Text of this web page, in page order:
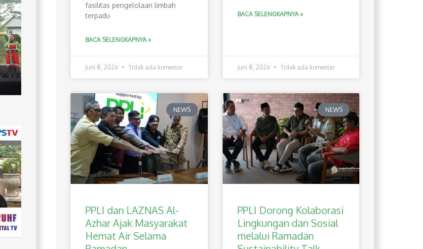
fasilitas pengelolaan limbah
terpadu
BACA SELENGKAPNYA »
Juni 8, 2026 Tidak ada komentar
BACA SELENGKAPNYA »
Juni 8, 2026 Tidak ada komentar
NEWS
PPLI dan LAZNAS Al-
Azhar Ajak Masyarakat
Hemat Air Selama
NEWS
PPLI Dorong Kolaborasi
Lingkungan dan Sosial
melalui Ramadan